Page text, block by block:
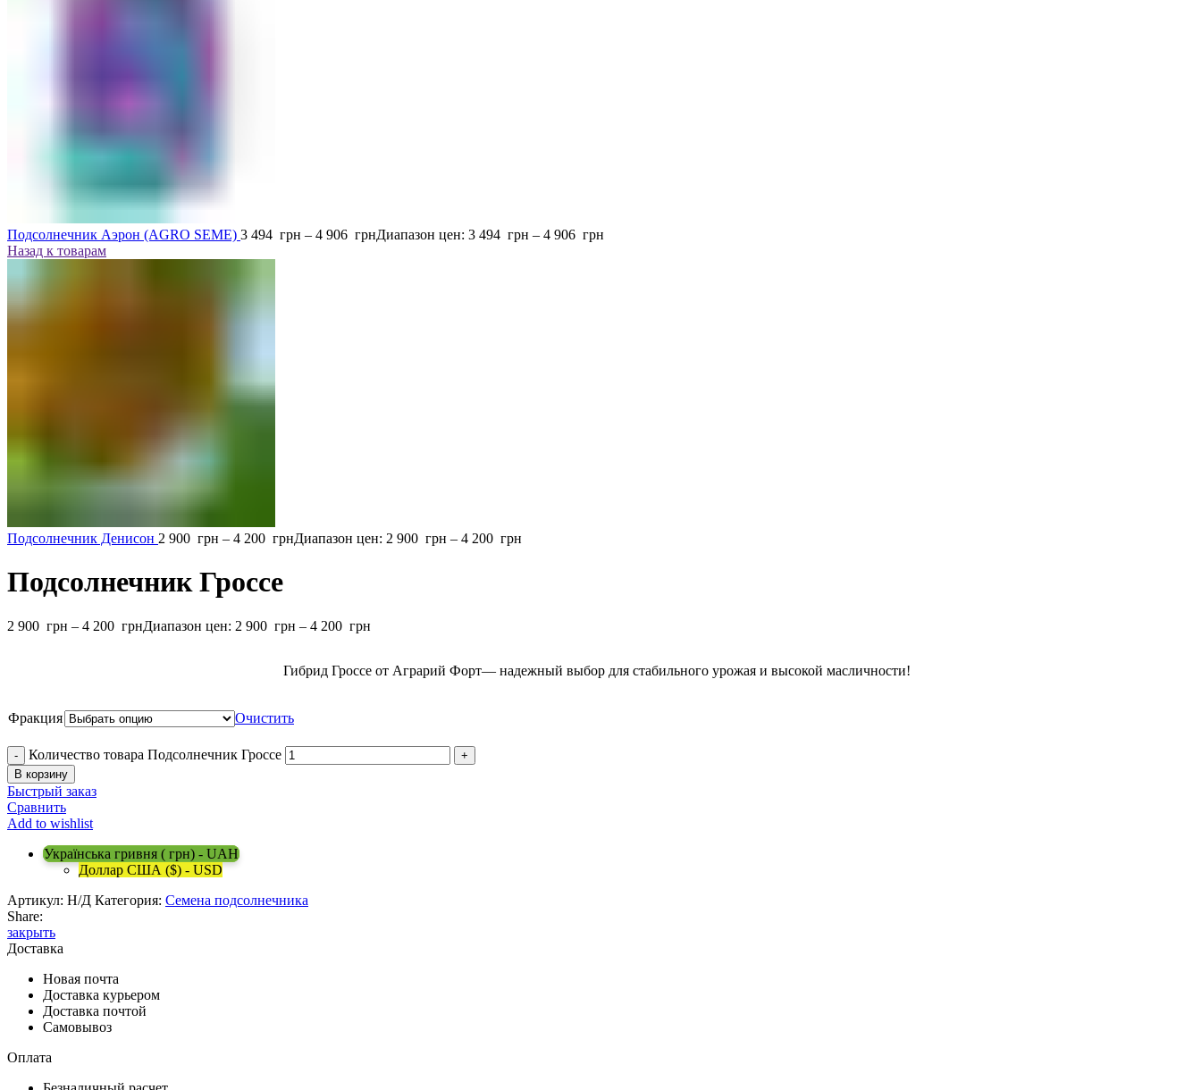
Подсолнечник Аэрон (AGRO SEME) 3 494 грн – 4 906 грнДиапазон цен: 3 494 грн – 4 906 грн
Назад к товарам
Подсолнечник Денисон 2 900 грн – 4 200 грнДиапазон цен: 2 900 грн – 4 200 грн
Подсолнечник Гроссе
2 900 грн – 4 200 грнДиапазон цен: 2 900 грн – 4 200 грн
Гибрид Гроссе от Аграрий Форт— надежный выбор для стабильного урожая и высокой масличности!
Фракция Очистить
Количество товара Подсолнечник Гроссе
В корзину
Быстрый заказ
Сравнить
Add to wishlist
Українська гривня ( грн) - UAH
Доллар США ($) - USD
Артикул: Н/Д Категория: Семена подсолнечника
Share:
закрыть
Доставка
Новая почта
Доставка курьером
Доставка почтой
Самовывоз
Оплата